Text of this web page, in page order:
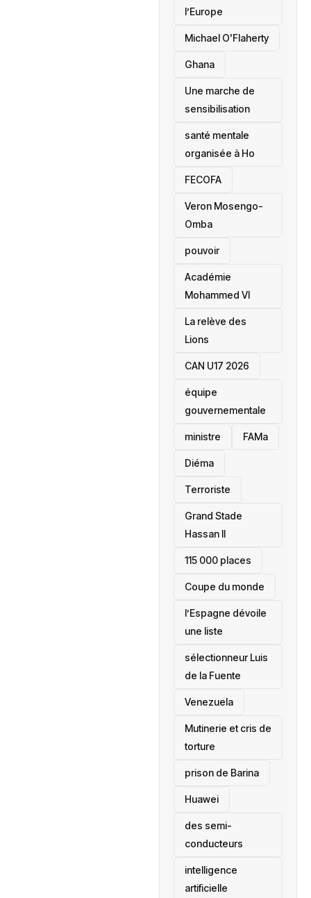
l’Europe
Michael O'Flaherty
‎Ghana
Une marche de
sensibilisation
santé mentale
organisée à Ho
‎FECOFA
Veron Mosengo-
Omba
pouvoir
Académie
Mohammed VI
La relève des
Lions
CAN U17 2026
équipe
gouvernementale
ministre FAMa
Diéma
Terroriste
Grand Stade
Hassan II
115 000 places
‎Coupe du monde
l’Espagne dévoile
une liste
sélectionneur Luis
de la Fuente
‎Venezuela
Mutinerie et cris de
torture
prison de Barina
Huawei
des semi-
conducteurs
intelligence
artificielle